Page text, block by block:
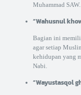
Muhammad SAW.
“Wahusnul
Bagian ini
agar setiap
kehidupan yang
Nabi.
“Wayustasqol